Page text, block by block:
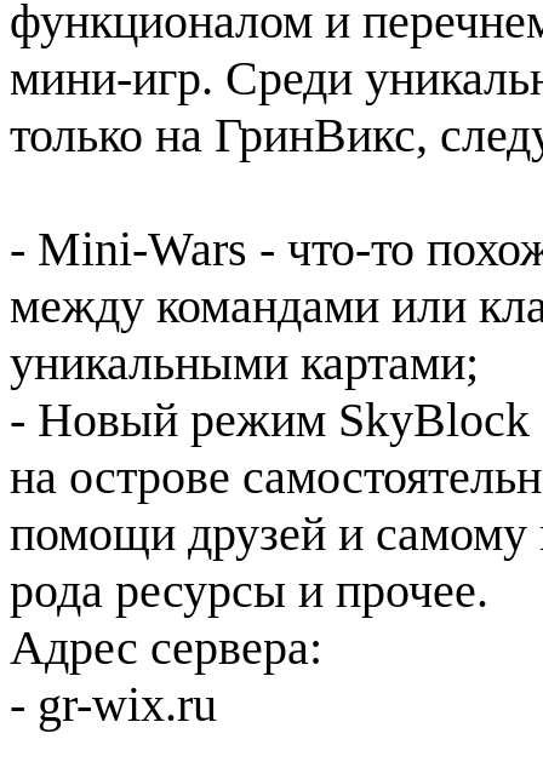
функционалом и
мини-игр. Среди
только на ГринВикс,
- Mini-Wars - что-то
между командами или
уникальными картами;
- Новый режим SkyBlock
на острове
помощи друзей и самому
рода ресурсы и прочее.
Адрес сервера:
- gr-wix.ru